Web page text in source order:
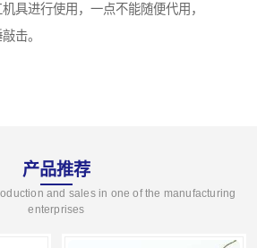
具进行使用，一点不能随便代用，
击。
产品推荐
and sales in one of the manufacturing
enterprises